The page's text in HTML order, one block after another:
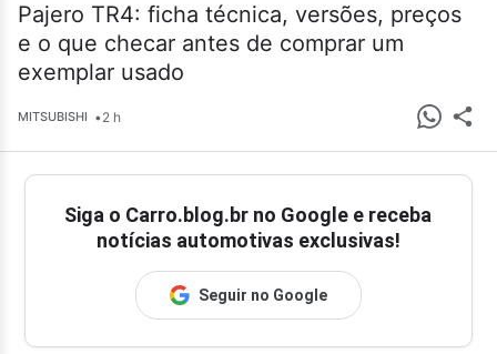
Pajero TR4: ficha técnica, versões, preços
e o que checar antes de comprar um
exemplar usado
MITSUBISHI •2 h
Siga o Carro.blog.br no Google e receba
notícias automotivas exclusivas!
Seguir no Google